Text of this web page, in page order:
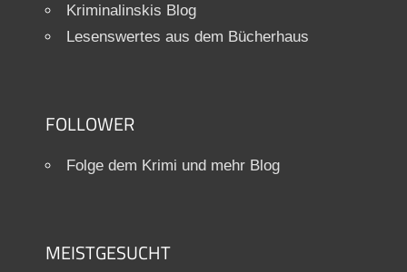
Kriminalinskis Blog
Lesenswertes aus dem Bücherhaus
FOLLOWER
Folge dem Krimi und mehr Blog
MEISTGESUCHT